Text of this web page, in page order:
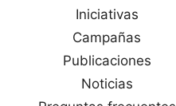
Iniciativas
Campañas
Publicaciones
Noticias